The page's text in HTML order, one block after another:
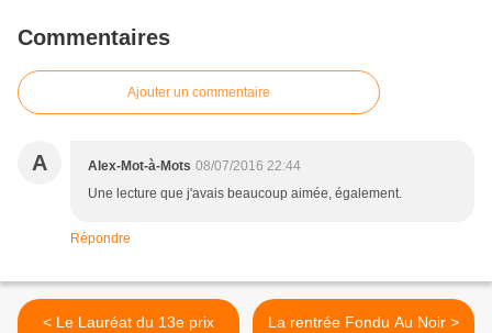
Commentaires
Ajouter un commentaire
A Alex-Mot-à-Mots 08/07/2016 22:44
Une lecture que j'avais beaucoup aimée, également.
Répondre
< Le Lauréat du 13e prix
La rentrée Fondu Au Noir >